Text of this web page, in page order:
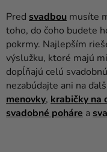
Párty
Výzdoba
a
doplnky
Karnevalové
kostýmy a
Pred svadbou musíte
toho, do čoho budete
pokrmy. Najlepším
výslužku, ktoré majú
dopĺňajú celú svadobnú
nezabúdajte ani na
menovky, krabičky na
svadobné poháre a